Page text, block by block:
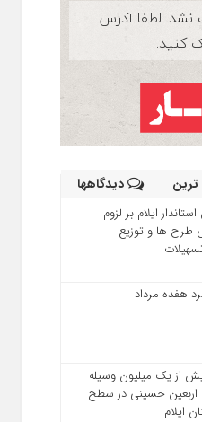
دیدگاهها
ایلام بر لزوم
طرح‌ ها و توزیع
هفده مرداد
از یک میلیون وسیله
اربعین حسینی در سطح
ایلام